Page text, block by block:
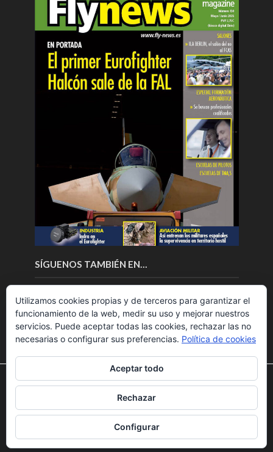
SÍGUENOS TAMBIÉN EN…
Copyright © 2018.Fly News.Noticias aerospacial
UAS aviación comercial
Utilizamos cookies para ofrecerte la mejor experiencia en
nuestra web.
Puedes aprender más sobre qué cookies utilizamos o
desactivarlas en losajustes.
Utilizamos cookies propias y de terceros para garantizar el
funcionamiento de la web, medir su uso y mejorar nuestros
servicios. Puede aceptar todas las cookies, rechazar las no
necesarias o configurar sus preferencias. Política de cookies
Aceptar todo
Rechazar
Configurar